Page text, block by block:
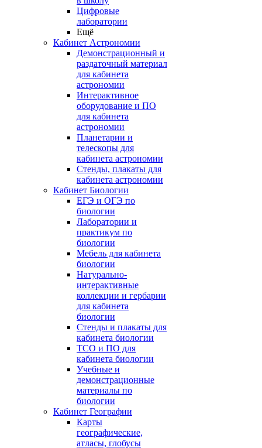
Цифровые
лаборатории
Ещё
Кабинет Астрономии
Демонстрационный и
раздаточный материал
для кабинета
астрономии
Интерактивное
оборудование и ПО
для кабинета
астрономии
Планетарии и
телескопы для
кабинета астрономии
Стенды, плакаты для
кабинета астрономии
Кабинет Биологии
ЕГЭ и ОГЭ по
биологии
Лаборатории и
практикум по
биологии
Мебель для кабинета
биологии
Натурально-
интерактивные
коллекции и гербарии
для кабинета
биологии
Стенды и плакаты для
кабинета биологии
ТСО и ПО для
кабинета биологии
Учебные и
демонстрационные
материалы по
биологии
Кабинет Географии
Карты
географические,
атласы, глобусы